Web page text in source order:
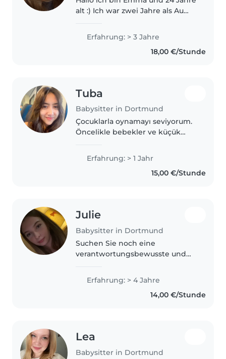
alt :) Ich war zwei Jahre als Au
Ich habe dort auf 4 Kinder
aufgepasst die 0,2,6 und 8..
Erfahrung: > 3 Jahre
18,00 €/Stunde
Tuba
Babysitter in Dortmund
Çocuklarla oynamayı seviyorum.
Öncelikle bebekler ve küçük
bakıcılık deneyimim var. Ayrıca
özel eğitime ihtiyacı olan
çocuklarla, özellikle de epilepsi..
Erfahrung: > 1 Jahr
15,00 €/Stunde
Julie
Babysitter in Dortmund
Suchen Sie noch eine
verantwortungsbewusste und
Bewerbung ihrer Kinder? mein
Name ist Julie. Ich bin 18 Jahre
alt und wohne in Dortmund. Ich
Erfahrung: > 4 Jahre
14,00 €/Stunde
Lea
Babysitter in Dortmund